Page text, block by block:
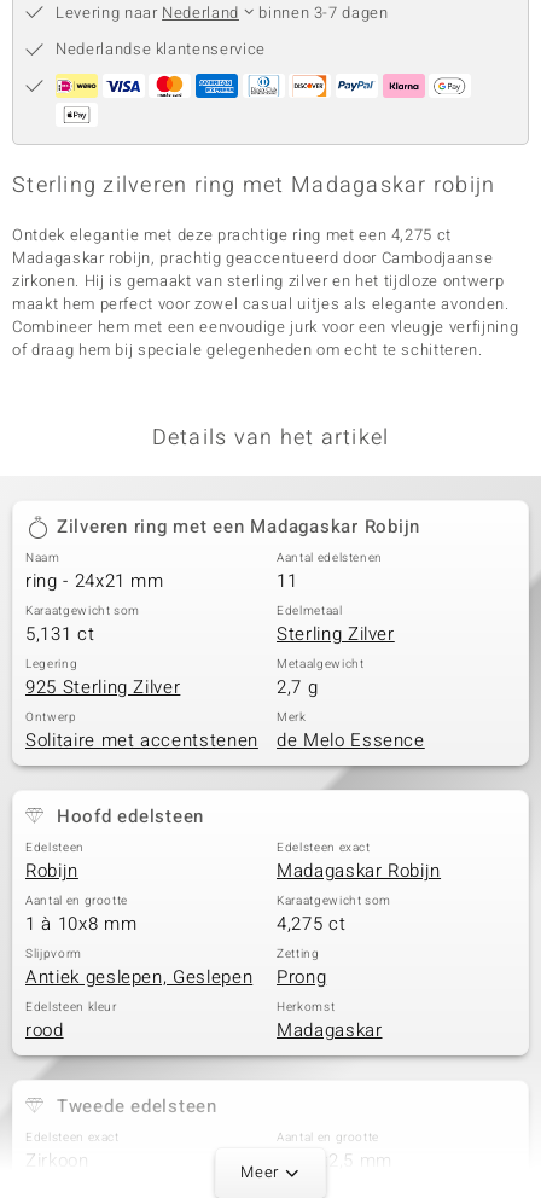
Levering naar Nederland
binnen 3-7 dagen
Nederlandse klantenservice
Sterling zilveren ring met Madagaskar robijn
Ontdek elegantie met deze prachtige ring met een 4,275 ct
Madagaskar robijn, prachtig geaccentueerd door Cambodjaanse
zirkonen. Hij is gemaakt van sterling zilver en het tijdloze ontwerp
maakt hem perfect voor zowel casual uitjes als elegante avonden.
Combineer hem met een eenvoudige jurk voor een vleugje verfijning
of draag hem bij speciale gelegenheden om echt te schitteren.
Details van het artikel
Zilveren ring met een Madagaskar Robijn
Naam
ring - 24x21 mm
Aantal edelstenen
11
Karaatgewicht som
5,131 ct
Edelmetaal
Sterling Zilver
Legering
925 Sterling Zilver
Metaalgewicht
2,7 g
Ontwerp
Solitaire met accentstenen
Merk
de Melo Essence
Hoofd edelsteen
Edelsteen
Robijn
Edelsteen exact
Madagaskar Robijn
Aantal en grootte
1 à 10x8 mm
Karaatgewicht som
4,275 ct
Slijpvorm
Antiek geslepen, Geslepen
Zetting
Prong
Edelsteen kleur
rood
Herkomst
Madagaskar
Tweede edelsteen
Edelsteen exact
Zirkoon
Aantal en grootte
4 à 5x2,5 mm
Meer